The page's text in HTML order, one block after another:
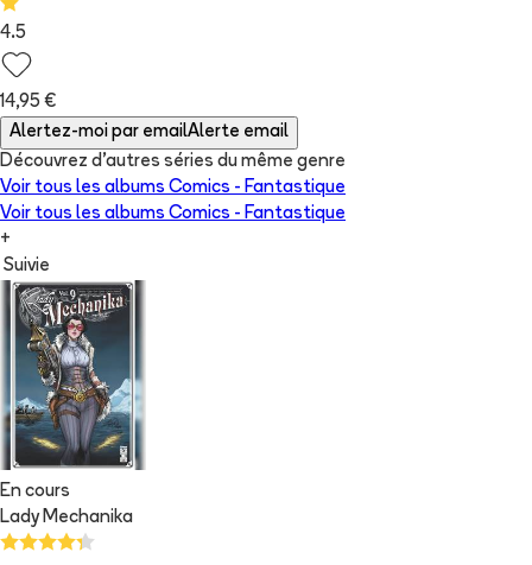
4.5
14,95 €
Alertez-moi par emailAlerte email
Découvrez d'autres séries du même genre
Voir tous les albums Comics - Fantastique
Voir tous les albums Comics - Fantastique
+
Suivie
En cours
Lady Mechanika